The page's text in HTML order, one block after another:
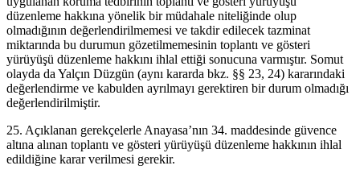
düzenleme hakkına yönelik bir müdahale niteliğinde olup
olmadığının değerlendirilmemesi ve takdir edilecek tazminat
miktarında bu durumun gözetilmemesinin toplantı ve gösteri
yürüyüşü düzenleme hakkını ihlal ettiği sonucuna varmıştır. Somut
olayda da Yalçın Düzgün (aynı kararda bkz. §§ 23, 24) kararındaki
değerlendirme ve kabulden ayrılmayı gerektiren bir durum olmadığı
değerlendirilmiştir.
25. Açıklanan gerekçelerle Anayasa’nın 34. maddesinde güvence
altına alınan toplantı ve gösteri yürüyüşü düzenleme hakkının ihlal
edildiğine karar verilmesi gerekir.